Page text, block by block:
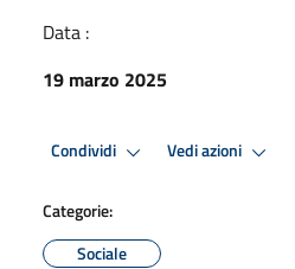
Data :
19 marzo 2025
Condividi Vedi azioni
Categorie:
Sociale